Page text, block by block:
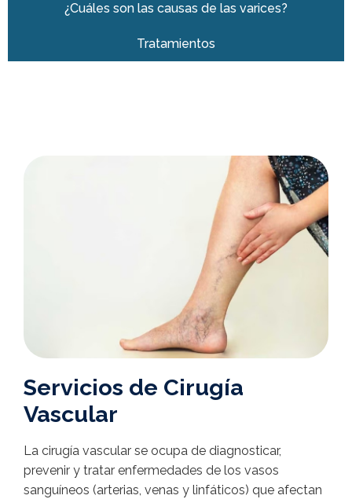
¿Cuáles son las causas de las varices?
Tratamientos
Servicios de Cirugía
Vascular
La cirugía vascular se ocupa de diagnosticar,
prevenir y tratar enfermedades de los vasos
sanguíneos (arterias, venas y linfáticos) que afectan